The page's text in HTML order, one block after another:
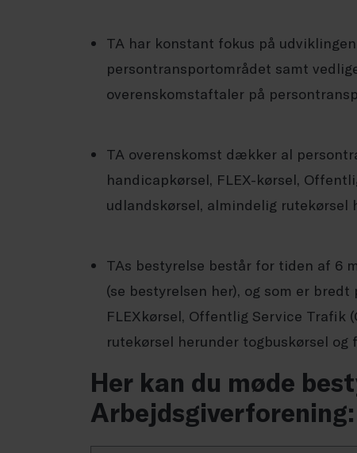
TA har konstant fokus på
persontransportområdet samt
overenskomstaftaler på
TA overenskomst dækker al
handicapkørsel, FLEX-kørsel,
udlandskørsel, almindelig rutekørsel
TAs bestyrelse består for tiden af 6
(se bestyrelsen her), og som er
FLEXkørsel, Offentlig Service Trafik
rutekørsel herunder togbuskørsel og
Her kan du møde
Arbejdsgiverforening: